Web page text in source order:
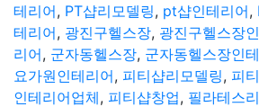
테리어, PT샵리모델링, pt샵인테리어,
테리어, 광진구헬스장, 광진구헬스장
리어, 군자동헬스장, 군자동헬스장인
요가원인테리어, 피티샵리모델링, 피
인테리어업체, 피티샵창업, 필라테스